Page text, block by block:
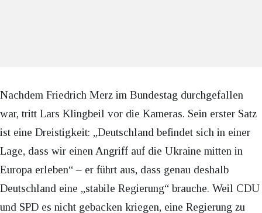
Nachdem Friedrich Merz im Bundestag durchgefallen
war, tritt Lars Klingbeil vor die Kameras. Sein erster Satz
ist eine Dreistigkeit: „Deutschland befindet sich in einer
Lage, dass wir einen Angriff auf die Ukraine mitten in
Europa erleben“ – er führt aus, dass genau deshalb
Deutschland eine „stabile Regierung“ brauche. Weil CDU
und SPD es nicht gebacken kriegen, eine Regierung zu